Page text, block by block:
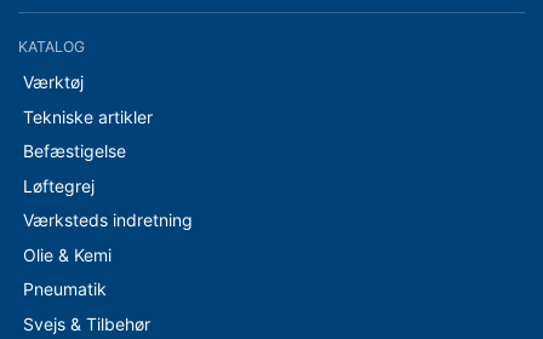
KATALOG
Værktøj
Tekniske artikler
Befæstigelse
Løftegrej
Værksteds indretning
Olie & Kemi
Pneumatik
Svejs & Tilbehør